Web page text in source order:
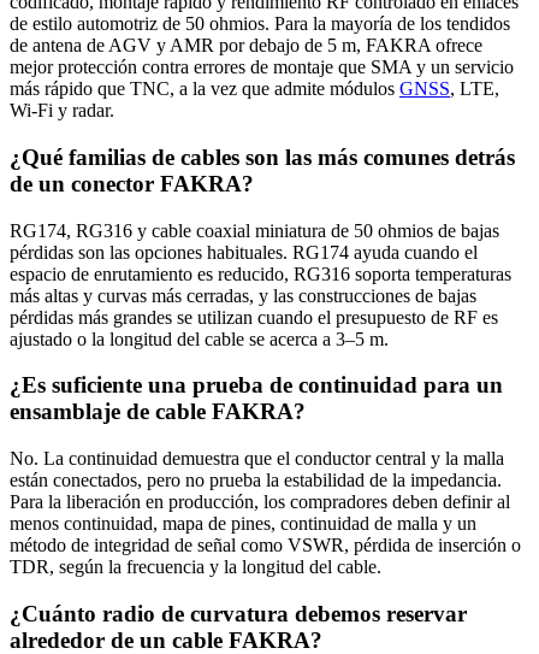
de estilo automotriz de 50 ohmios. Para la mayoría de los tendidos
de antena de AGV y AMR por debajo de 5 m, FAKRA ofrece
mejor protección contra errores de montaje que SMA y un servicio
más rápido que TNC, a la vez que admite módulos GNSS, LTE,
Wi‑Fi y radar.
¿Qué familias de cables son las más comunes detrás
de un conector FAKRA?
RG174, RG316 y cable coaxial miniatura de 50 ohmios de bajas
pérdidas son las opciones habituales. RG174 ayuda cuando el
espacio de enrutamiento es reducido, RG316 soporta temperaturas
más altas y curvas más cerradas, y las construcciones de bajas
pérdidas más grandes se utilizan cuando el presupuesto de RF es
ajustado o la longitud del cable se acerca a 3–5 m.
¿Es suficiente una prueba de continuidad para un
ensamblaje de cable FAKRA?
No. La continuidad demuestra que el conductor central y la malla
están conectados, pero no prueba la estabilidad de la impedancia.
Para la liberación en producción, los compradores deben definir al
menos continuidad, mapa de pines, continuidad de malla y un
método de integridad de señal como VSWR, pérdida de inserción o
TDR, según la frecuencia y la longitud del cable.
¿Cuánto radio de curvatura debemos reservar
alrededor de un cable FAKRA?